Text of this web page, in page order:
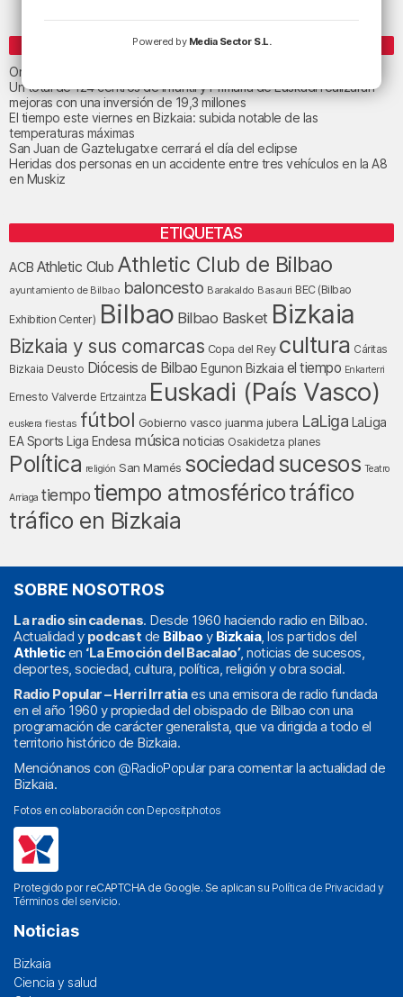
ENTRADAS RECIENTES
Orio calma la tormenta
Un total de 124 centros de Infantil y Primaria de Euskadi realizarán
mejoras con una inversión de 19,3 millones
El tiempo este viernes en Bizkaia: subida notable de las
temperaturas máximas
San Juan de Gaztelugatxe cerrará el día del eclipse
Heridas dos personas en un accidente entre tres vehículos en la A8
en Muskiz
ETIQUETAS
ACB Athletic Club Athletic Club de Bilbao
ayuntamiento de Bilbao baloncesto Barakaldo Basauri BEC (Bilbao
Exhibition Center) Bilbao Bilbao Basket Bizkaia
Bizkaia y sus comarcas Copa del Rey cultura Cáritas
Bizkaia Deusto Diócesis de Bilbao Egunon Bizkaia el tiempo Enkarterri
Ernesto Valverde Ertzaintza Euskadi (País Vasco)
euskera fiestas fútbol Gobierno vasco juanma jubera LaLiga LaLiga
EA Sports
Liga Endesa música noticias Osakidetza planes
Política religión San Mamés sociedad sucesos Teatro
Arriaga tiempo tiempo atmosféricotráfico
tráfico en Bizkaia
SOBRE NOSOTROS
La radio sin cadenas. Desde 1960 haciendo radio en Bilbao.
Actualidad y podcast de Bilbao y Bizkaia, los partidos del
Athleticen ‘La Emoción del Bacalao’, noticias de sucesos,
deportes, sociedad, cultura, política, religión y obra social.
Radio Popular – Herri Irratiaes una emisora de radio fundada
en el año 1960 y propiedad del obispado de Bilbao con una
programación de carácter generalista, que va dirigida a todo el
territorio histórico de Bizkaia.
Menciónanos con @RadioPopularpara comentar la actualidad de
Bizkaia.
Fotos en colaboración con Depositphotos
Protegido por reCAPTCHA de Google. Se aplican su Política de Privacidad y
Términos del servicio.
Noticias
Bizkaia
Ciencia y salud
Powered by Media Sector S.L.